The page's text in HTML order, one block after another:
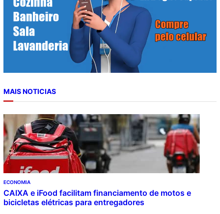
MAIS NOTICIAS
ECONOMIA
CAIXA e iFood facilitam financiamento de motos e
bicicletas elétricas para entregadores